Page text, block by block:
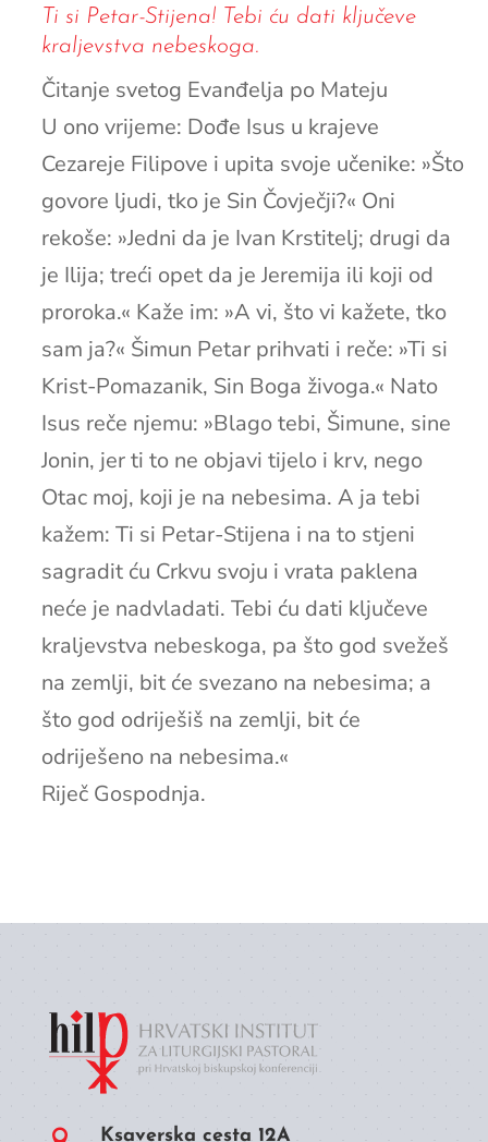
Ti si Petar-Stijena! Tebi ću dati ključeve
kraljevstva nebeskoga.
Čitanje svetog Evanđelja po Mateju
U ono vrijeme: Dođe Isus u krajeve
Cezareje Filipove i upita svoje učenike: »Što
govore ljudi, tko je Sin Čovječji?« Oni
rekoše: »Jedni da je Ivan Krstitelj; drugi da
je Ilija; treći opet da je Jeremija ili koji od
proroka.« Kaže im: »A vi, što vi kažete, tko
sam ja?« Šimun Petar prihvati i reče: »Ti si
Krist-Pomazanik, Sin Boga živoga.« Nato
Isus reče njemu: »Blago tebi, Šimune, sine
Jonin, jer ti to ne objavi tijelo i krv, nego
Otac moj, koji je na nebesima. A ja tebi
kažem: Ti si Petar-Stijena i na to stjeni
sagradit ću Crkvu svoju i vrata paklena
neće je nadvladati. Tebi ću dati ključeve
kraljevstva nebeskoga, pa što god svežeš
na zemlji, bit će svezano na nebesima; a
što god odriješiš na zemlji, bit će
odriješeno na nebesima.«
Riječ Gospodnja.
 Ksaverska cesta 12A